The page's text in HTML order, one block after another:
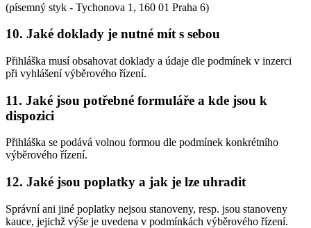
(písemný styk - Tychonova 1, 160 01 Praha 6)
10. Jaké doklady je nutné mít s sebou
Přihláška musí obsahovat doklady a údaje dle podmínek v inzerci
při vyhlášení výběrového řízení.
11. Jaké jsou potřebné formuláře a kde jsou k
dispozici
Přihláška se podává volnou formou dle podmínek konkrétního
výběrového řízení.
12. Jaké jsou poplatky a jak je lze uhradit
Správní ani jiné poplatky nejsou stanoveny, resp. jsou stanoveny
kauce, jejichž výše je uvedena v podmínkách výběrového řízení.